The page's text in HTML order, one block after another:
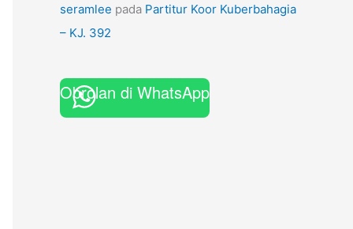
seramlee pada Partitur Koor Kuberbahagia
– KJ. 392
Obrolan di WhatsApp